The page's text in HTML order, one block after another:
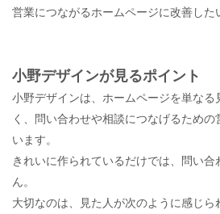
営業につながるホームページに改善した
小野デザインが見るポイント
小野デザインは、ホームページを単なる
く、問い合わせや相談につなげるため
います。
きれいに作られているだけでは、問い
ん。
大切なのは、見た人が次のように感じら